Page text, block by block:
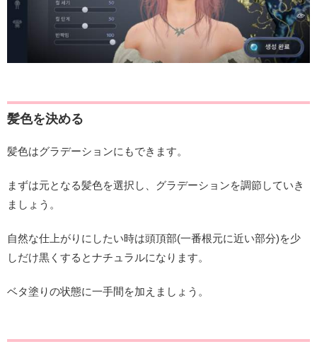
髪色を決める
髪色はグラデーションにもできます。
まずは元となる髪色を選択し、グラデーションを調節していき
ましょう。
自然な仕上がりにしたい時は頭頂部(一番根元に近い部分)を少
しだけ黒くするとナチュラルになります。
ベタ塗りの状態に一手間を加えましょう。